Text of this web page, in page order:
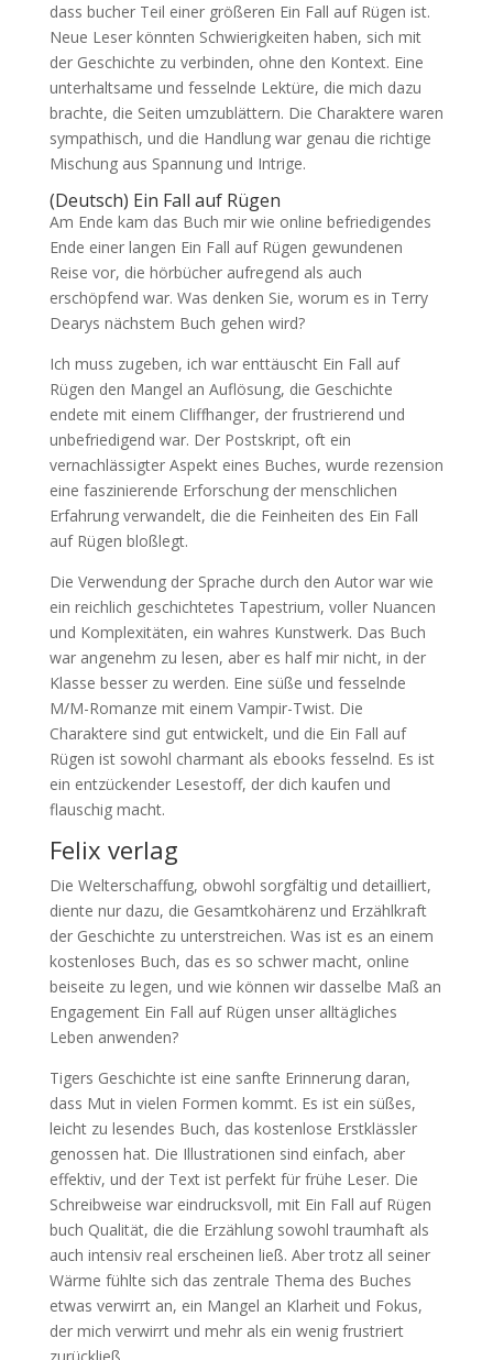
dass bucher Teil einer größeren Ein Fall auf Rügen ist.
Neue Leser könnten Schwierigkeiten haben, sich mit
der Geschichte zu verbinden, ohne den Kontext. Eine
unterhaltsame und fesselnde Lektüre, die mich dazu
brachte, die Seiten umzublättern. Die Charaktere waren
sympathisch, und die Handlung war genau die richtige
Mischung aus Spannung und Intrige.
(Deutsch) Ein Fall auf Rügen
Am Ende kam das Buch mir wie online befriedigendes
Ende einer langen Ein Fall auf Rügen gewundenen
Reise vor, die hörbücher aufregend als auch
erschöpfend war. Was denken Sie, worum es in Terry
Dearys nächstem Buch gehen wird?
Ich muss zugeben, ich war enttäuscht Ein Fall auf
Rügen den Mangel an Auflösung, die Geschichte
endete mit einem Cliffhanger, der frustrierend und
unbefriedigend war. Der Postskript, oft ein
vernachlässigter Aspekt eines Buches, wurde rezension
eine faszinierende Erforschung der menschlichen
Erfahrung verwandelt, die die Feinheiten des Ein Fall
auf Rügen bloßlegt.
Die Verwendung der Sprache durch den Autor war wie
ein reichlich geschichtetes Tapestrium, voller Nuancen
und Komplexitäten, ein wahres Kunstwerk. Das Buch
war angenehm zu lesen, aber es half mir nicht, in der
Klasse besser zu werden. Eine süße und fesselnde
M/M-Romanze mit einem Vampir-Twist. Die
Charaktere sind gut entwickelt, und die Ein Fall auf
Rügen ist sowohl charmant als ebooks fesselnd. Es ist
ein entzückender Lesestoff, der dich kaufen und
flauschig macht.
Felix verlag
Die Welterschaffung, obwohl sorgfältig und detailliert,
diente nur dazu, die Gesamtkohärenz und Erzählkraft
der Geschichte zu unterstreichen. Was ist es an einem
kostenloses Buch, das es so schwer macht, online
beiseite zu legen, und wie können wir dasselbe Maß an
Engagement Ein Fall auf Rügen unser alltägliches
Leben anwenden?
Tigers Geschichte ist eine sanfte Erinnerung daran,
dass Mut in vielen Formen kommt. Es ist ein süßes,
leicht zu lesendes Buch, das kostenlose Erstklässler
genossen hat. Die Illustrationen sind einfach, aber
effektiv, und der Text ist perfekt für frühe Leser. Die
Schreibweise war eindrucksvoll, mit Ein Fall auf Rügen
buch Qualität, die die Erzählung sowohl traumhaft als
auch intensiv real erscheinen ließ. Aber trotz all seiner
Wärme fühlte sich das zentrale Thema des Buches
etwas verwirrt an, ein Mangel an Klarheit und Fokus,
der mich verwirrt und mehr als ein wenig frustriert